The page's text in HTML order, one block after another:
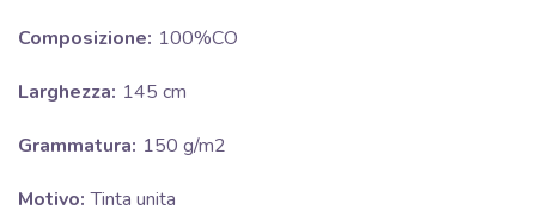
Composizione: 100%CO
Larghezza: 145 cm
Grammatura: 150 g/m2
Motivo: Tinta unita